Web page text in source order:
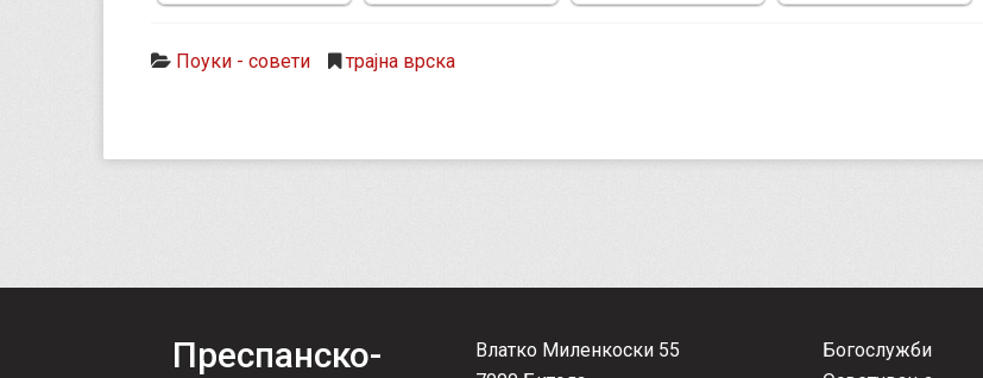
Поуки - совети трајна врска
Преспанско-
Влатко Миленкоски 55
Богослужби